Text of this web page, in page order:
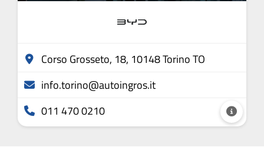
Corso Grosseto, 18, 10148 Torino TO
info.torino@autoingros.it
011 470 0210